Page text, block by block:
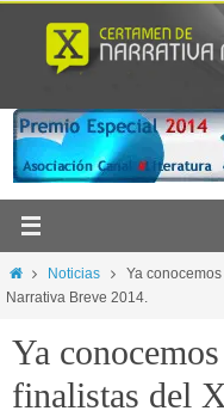
contenido
InicioNoticias
Ya
Narrativa Breve 2014.
Ya
finalistas del